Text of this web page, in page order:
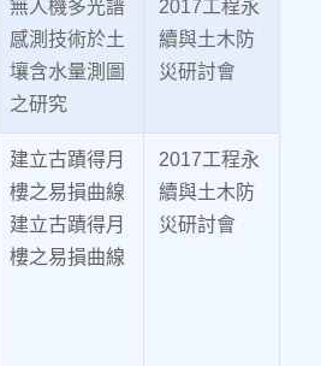
無人機多光譜
感測技術於土
壤含水量測圖
之研究
2017工程永
續與土木防
災研討會
建立古蹟得月
樓之易損曲線
建立古蹟得月
樓之易損曲線
2017工程永
續與土木防
災研討會